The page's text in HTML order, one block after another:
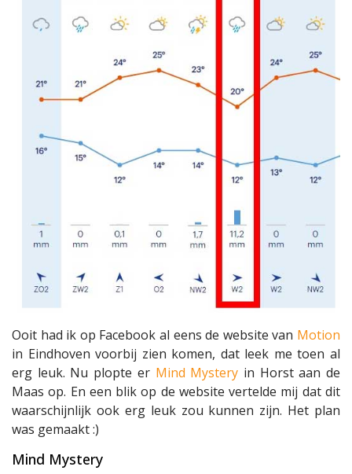
Ooit had ik op Facebook al eens de website van Motion
in Eindhoven voorbij zien komen, dat leek me toen al
erg leuk. Nu plopte er Mind Mystery in Horst aan de
Maas op. En een blik op de website vertelde mij dat dit
waarschijnlijk ook erg leuk zou kunnen zijn. Het plan
was gemaakt :)
Mind Mystery